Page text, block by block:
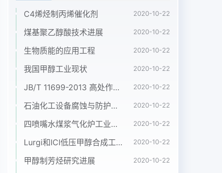
的反应温度下(500℃),应作了完整的热力学计算,并
给出了各种反应的平甲烷在贵合万应凄率已经十分显
反应实验中国煤化工CO2生成的;CNMHG收稿日
期:2005-05-27作者简介:赵丽娜(1975),女吉林省四
平市人,199年毕业于四平师范学院化学系,现为吉林
师范大学化学学院讲师CH4与表面相互作用产生少
量C2H6和痕量C2H4,体与金属组分相互作用强弱的
不同,能够导致催化且其生成速率迅速减小在700K,不
化剂稳定性的剂催化甲烷,二氧化碳重整反应的活性
次序为:Rh差异因此,对载体效应的研究有很多报道
C4烯烃制丙烯催化剂 2020-10-22
煤基聚乙醇酸技术进展 2020-10-22
生物质能的应用工程 2020-10-22
我国甲醇工业现状 2020-10-22
JB/T 11699-2013 高处作业吊篮安装、拆卸、使用技术规程 2020-10-22
石油化工设备腐蚀与防护参考书十本免费下载，绝版珍藏 2020-10-22
四喷嘴水煤浆气化炉工业应用情况简介 2020-10-22
Lurgi和ICI低压甲醇合成工艺比较 2020-10-22
甲醇制芳烃研究进展 2020-10-22